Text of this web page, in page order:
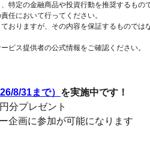
特定の金融商品や投資行動を推奨するもの
任において行ってください。
おりますが、その内容を保証するものでは
ビス提供者の公式情報をご確認ください。
8/31まで） を実施中です！
分プレゼント
企画に参加が可能になります